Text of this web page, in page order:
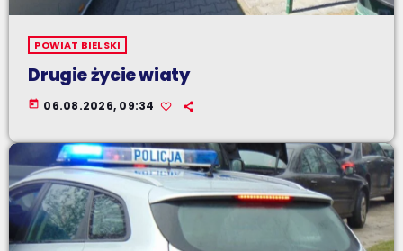
POWIAT BIELSKI
Drugie życie wiaty
today 06.08.2026, 09:34